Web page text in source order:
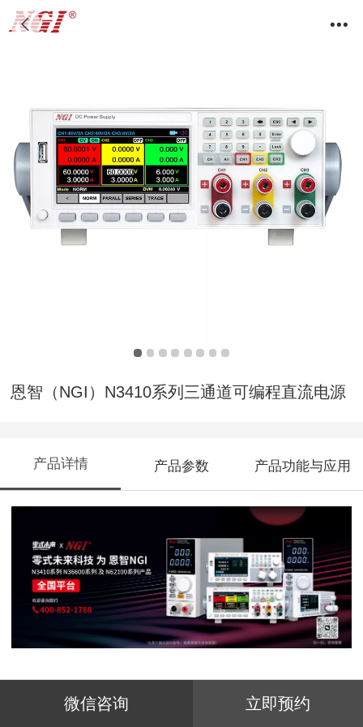
恩智（NGI）N3410系列三通道可编程直流电源
产品详情 产品参数 产品功能与应用
N3410系列电源是NGI全新开发的一款高性
微信咨询 立即预约